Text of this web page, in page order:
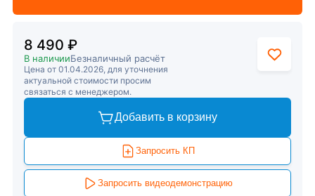
8 490 ₽
В наличииБезналичный расчёт
Цена от 01.04.2026, для уточнения
актуальной стоимости просим
связаться с менеджером.
Добавить в корзину
Запросить КП
Запросить видеодемонстрацию